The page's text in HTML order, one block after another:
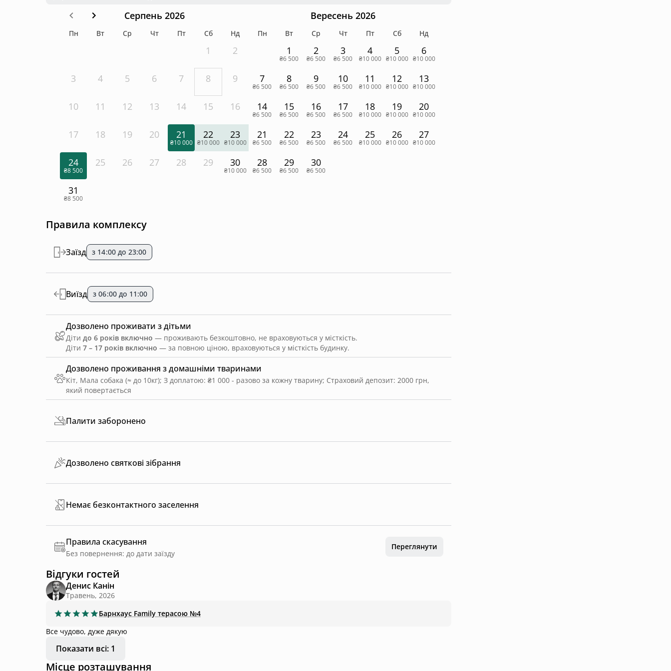
Серпень 2026
Пн Вт Ср Чт Пт Сб Нд
1 2
3 4 5 6 7 8 9
10 11 12 13 14 15 16
17 18 19 20 21
₴10 000
22
₴10 000
23
₴10 000
24
₴8 500
25 26 27 28 29 30
₴10 000
31
₴8 500
Вересень 2026
Пн Вт Ср Чт Пт Сб Нд
1
₴6 500
2
₴6 500
3
₴6 500
4
₴10 000
5
₴10 000
6
₴10 000
7
₴6 500
8
₴6 500
9
₴6 500
10
₴6 500
11
₴10 000
12
₴10 000
13
₴10 000
14
₴6 500
15
₴6 500
16
₴6 500
17
₴6 500
18
₴10 000
19
₴10 000
20
₴10 000
21
₴6 500
22
₴6 500
23
₴6 500
24
₴6 500
25
₴10 000
26
₴10 000
27
₴10 000
28
₴6 500
29
₴6 500
30
₴6 500
Правила комплексу
Дозволено проживання з домашніми тваринами
Кіт, Мала собака (≈ до 10кг); З доплатою: ₴1 000 - разово за кожну тварину; Страховий депозит: 2000 грн,
який повертається
Заїзд з 14:00 до 23:00
Виїзд з 06:00 до 11:00
Дозволено проживати з дітьми
Діти до 6 років включно — проживають безкоштовно, не враховуються у місткість.
Діти 7 – 17 років включно — за повною ціною, враховуються у місткість будинку.
Палити заборонено
Дозволено святкові зібрання
Немає безконтактного заселення
Правила скасування
Без повернення: до дати заїзду
Переглянути
Відгуки гостей
Денис Канін
Травень, 2026
Барнхаус Family терасою №4
Все чудово, дуже дякую
Показати всі: 1
Місце розташування